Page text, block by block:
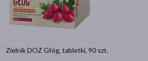
Zielnik DOZ Głóg, tabletki, 90 szt.